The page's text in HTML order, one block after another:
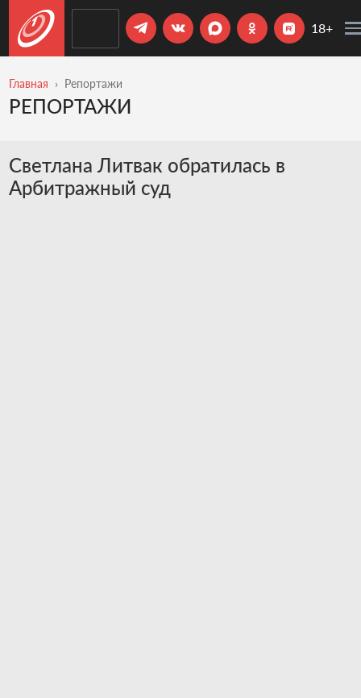
18+
Главная Репортажи
РЕПОРТАЖИ
Светлана Литвак обратилась в
Арбитражный суд